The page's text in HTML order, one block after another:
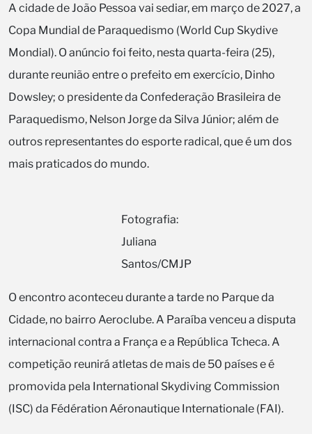
A cidade de João Pessoa vai sediar, em março de 2027, a
Copa Mundial de Paraquedismo (World Cup Skydive
Mondial). O anúncio foi feito, nesta quarta-feira (25),
durante reunião entre o prefeito em exercício, Dinho
Dowsley; o presidente da Confederação Brasileira de
Paraquedismo, Nelson Jorge da Silva Júnior; além de
outros representantes do esporte radical, que é um dos
mais praticados do mundo.
Fotografia:
Juliana
Santos/CMJP
O encontro aconteceu durante a tarde no Parque da
Cidade, no bairro Aeroclube. A Paraíba venceu a disputa
internacional contra a França e a República Tcheca. A
competição reunirá atletas de mais de 50 países e é
promovida pela International Skydiving Commission
(ISC) da Fédération Aéronautique Internationale (FAI).